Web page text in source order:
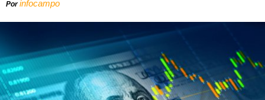
Porinfocampo